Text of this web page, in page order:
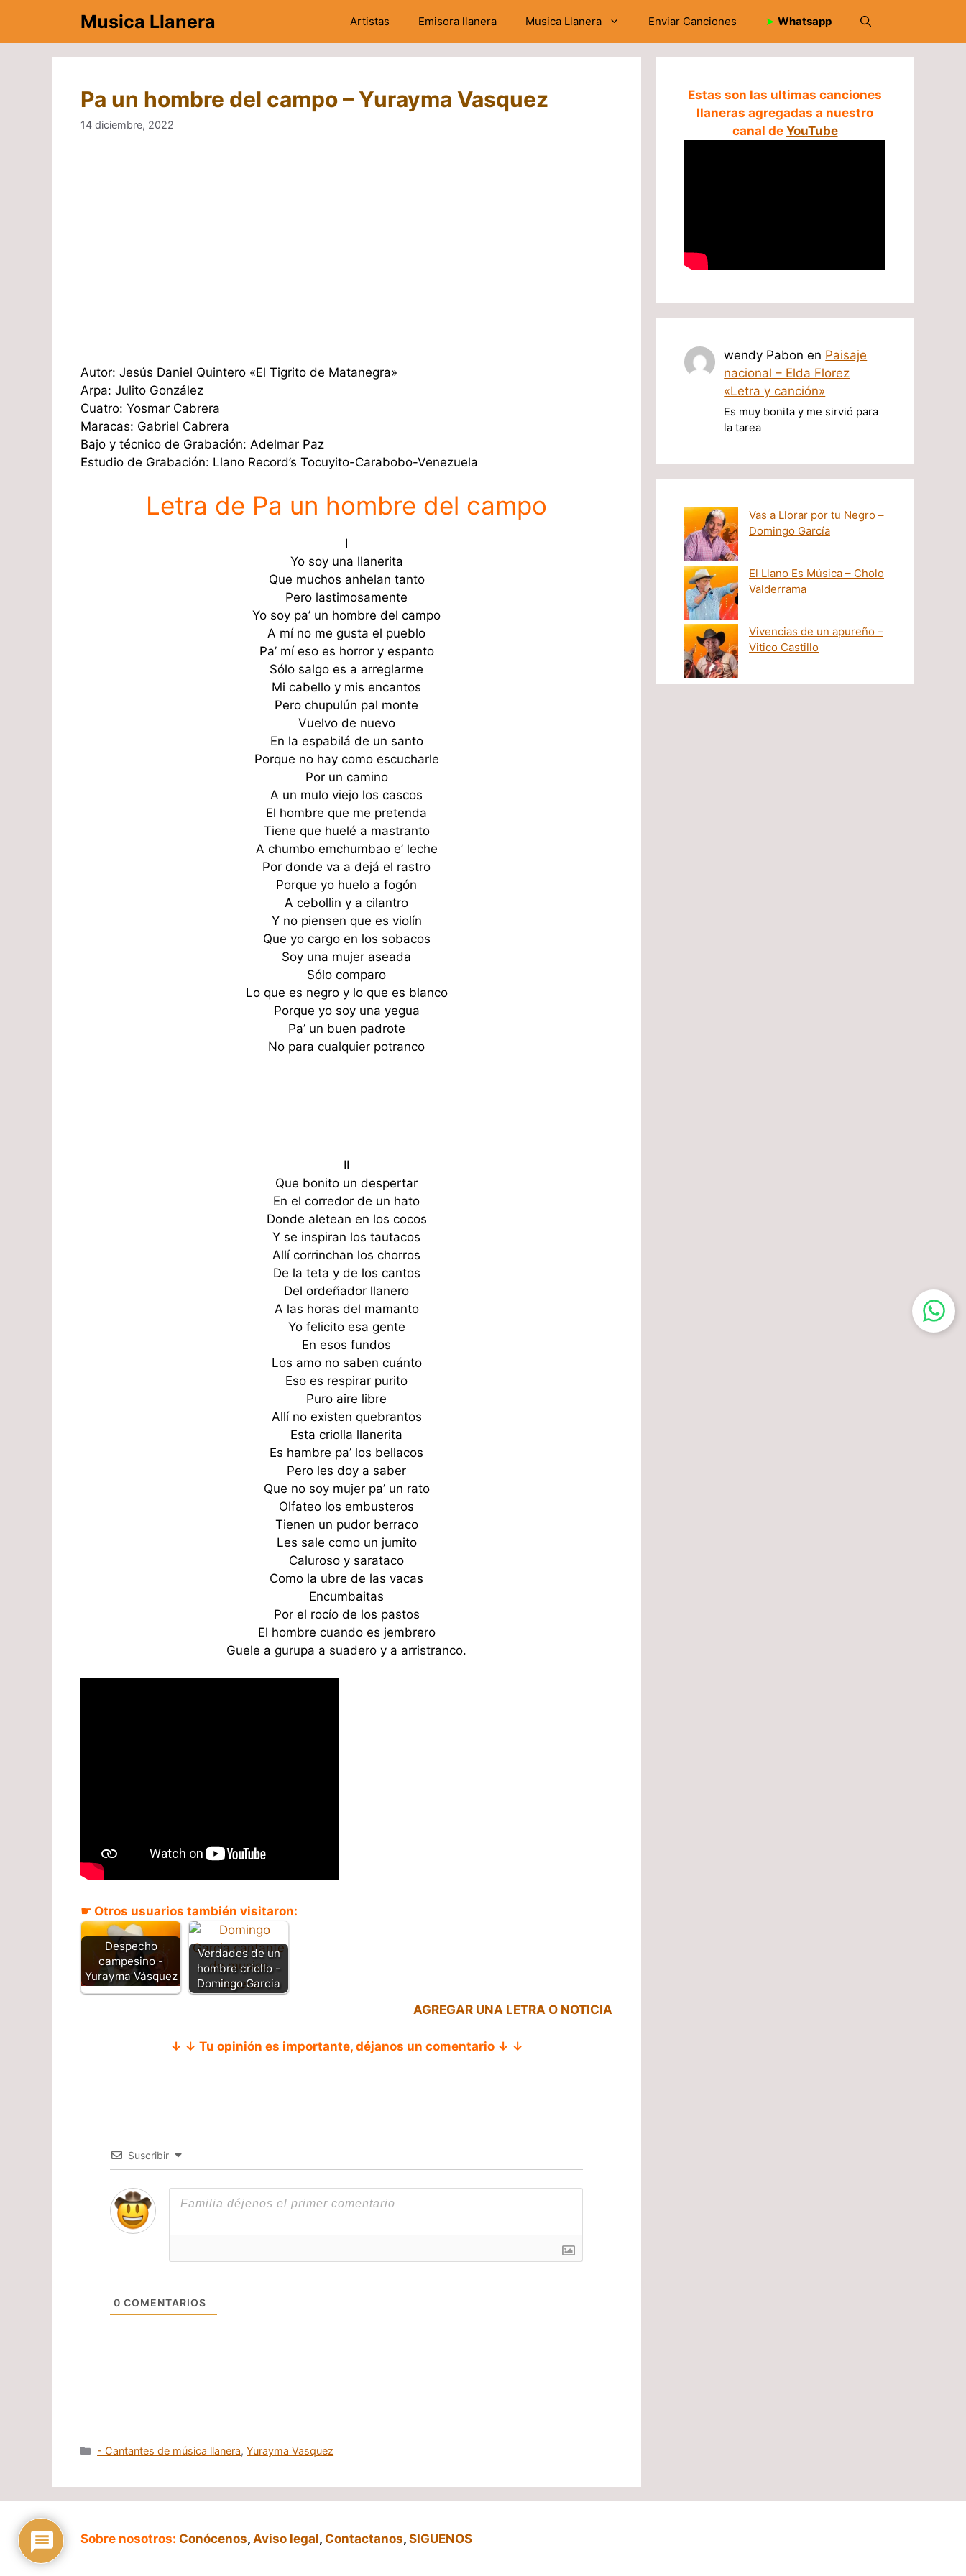
contenido
Musica Llanera Artistas Emisora llanera Musica Llanera Enviar Canciones ➤ Whatsapp
Pa un hombre del campo – Yurayma Vasquez
14 diciembre, 2022
Autor: Jesús Daniel Quintero «El Tigrito de Matanegra»
Arpa: Julito González
Cuatro: Yosmar Cabrera
Maracas: Gabriel Cabrera
Bajo y técnico de Grabación: Adelmar Paz
Estudio de Grabación: Llano Record’s Tocuyito-Carabobo-Venezuela
Letra de Pa un hombre del campo
I
Yo soy una llanerita
Que muchos anhelan tanto
Pero lastimosamente
Yo soy pa’ un hombre del campo
A mí no me gusta el pueblo
Pa’ mí eso es horror y espanto
Sólo salgo es a arreglarme
Mi cabello y mis encantos
Pero chupulún pal monte
Vuelvo de nuevo
En la espabilá de un santo
Porque no hay como escucharle
Por un camino
A un mulo viejo los cascos
El hombre que me pretenda
Tiene que huelé a mastranto
A chumbo emchumbao e’ leche
Por donde va a dejá el rastro
Porque yo huelo a fogón
A cebollin y a cilantro
Y no piensen que es violín
Que yo cargo en los sobacos
Soy una mujer aseada
Sólo comparo
Lo que es negro y lo que es blanco
Porque yo soy una yegua
Pa’ un buen padrote
No para cualquier potranco
II
Que bonito un despertar
En el corredor de un hato
Donde aletean en los cocos
Y se inspiran los tautacos
Allí corrinchan los chorros
De la teta y de los cantos
Del ordeñador llanero
A las horas del mamanto
Yo felicito esa gente
En esos fundos
Los amo no saben cuánto
Eso es respirar purito
Puro aire libre
Allí no existen quebrantos
Esta criolla llanerita
Es hambre pa’ los bellacos
Pero les doy a saber
Que no soy mujer pa’ un rato
Olfateo los embusteros
Tienen un pudor berraco
Les sale como un jumito
Caluroso y sarataco
Como la ubre de las vacas
Encumbaitas
Por el rocío de los pastos
El hombre cuando es jembrero
Guele a gurupa a suadero y a arristranco.
☛ Otros usuarios también visitaron:
Despecho
campesino -
Yurayma Vásquez
Verdades de un
hombre criollo -
Domingo Garcia
AGREGAR UNA LETRA O NOTICIA
↓ ↓ Tu opinión es importante, déjanos un comentario ↓ ↓
Suscribir
0 COMENTARIOS
Categorías
- Cantantes de música llanera,Yurayma Vasquez
Estas son las ultimas canciones
llaneras agregadas a nuestro
canal de YouTube
wendy Pabon en Paisaje
nacional – Elda Florez
«Letra y canción»
Es muy bonita y me sirvió para
la tarea
Vas a Llorar por tu Negro –
Domingo García
El Llano Es Música – Cholo
Valderrama
Vivencias de un apureño –
Vitico Castillo
Sobre nosotros: Conócenos, Aviso legal, Contactanos, SIGUENOS